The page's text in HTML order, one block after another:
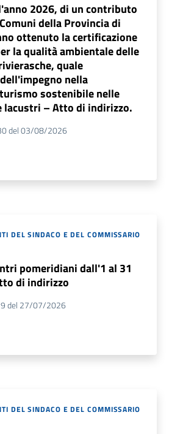
2026, di un contributo
della Provincia di
ottenuto la certificazione
la qualità ambientale delle
quale
nella
sostenibile nelle
lacustri – Atto di indirizzo.
del 03/08/2026
DEL SINDACO E DEL COMMISSARIO
pomeridiani dall'1 al 31
di indirizzo
del 27/07/2026
DEL SINDACO E DEL COMMISSARIO